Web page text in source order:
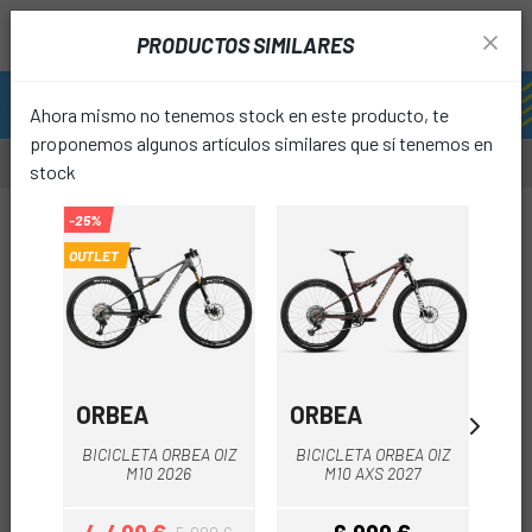
PRODUCTOS SIMILARES
Ahora mismo no tenemos stock en este producto, te
proponemos algunos artículos similares que sí tenemos en
stock
-25%
OUTLET
ORBEA
BICICLETA ORBEA OIZ
M10 2026
ORBEA
BICICLETA ORBEA OIZ
M10 AXS 2027